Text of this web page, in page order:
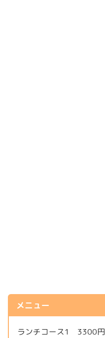
メニュー
ランチコース1 3300円